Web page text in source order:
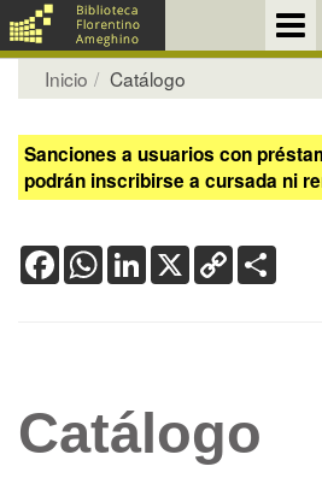
Inicio Catálogo
Sanciones a usuarios con
podrán inscribirse a cursada ni
FacebookWhatsApp
LinkedIn
X Copy
Link
Catálogo